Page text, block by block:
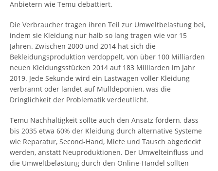
Anbietern wie Temu debattiert.
Die Verbraucher tragen ihren Teil zur Umweltbelastung bei,
indem sie Kleidung nur halb so lang tragen wie vor 15
Jahren. Zwischen 2000 und 2014 hat sich die
Bekleidungsproduktion verdoppelt, von über 100 Milliarden
neuen Kleidungsstücken 2014 auf 183 Milliarden im Jahr
2019. Jede Sekunde wird ein Lastwagen voller Kleidung
verbrannt oder landet auf Mülldeponien, was die
Dringlichkeit der Problematik verdeutlicht.
Temu Nachhaltigkeit sollte auch den Ansatz fördern, dass
bis 2035 etwa 60% der Kleidung durch alternative Systeme
wie Reparatur, Second-Hand, Miete und Tausch abgedeckt
werden, anstatt Neuproduktionen. Der Umwelteinfluss und
die Umweltbelastung durch den Online-Handel sollten